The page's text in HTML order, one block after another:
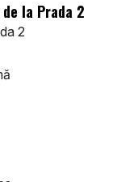
la Prada 2
2